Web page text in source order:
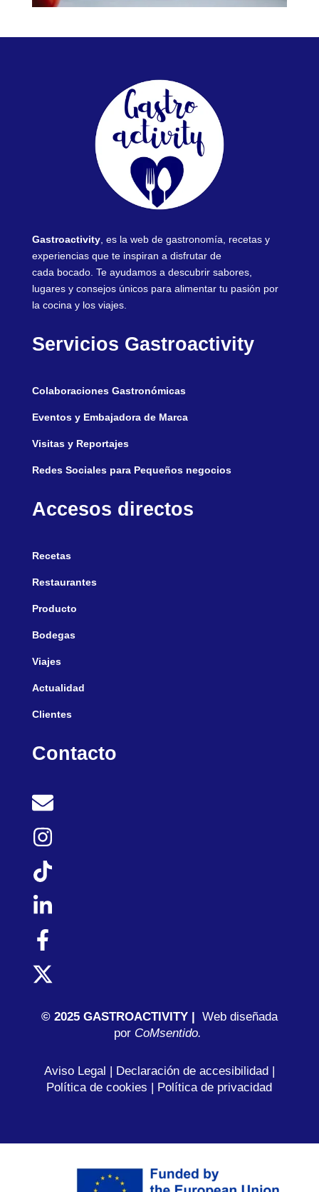
Gastroactivity, es la web de gastronomía, recetas y
experiencias que te inspiran a disfrutar de
cada bocado. Te ayudamos a descubrir sabores,
lugares y consejos únicos para alimentar tu pasión por
la cocina y los viajes.
Servicios Gastroactivity
Colaboraciones Gastronómicas
Eventos y Embajadora de Marca
Visitas y Reportajes
Redes Sociales para Pequeños negocios
Accesos directos
Recetas
Restaurantes
Producto
Bodegas
Viajes
Actualidad
Clientes
Contacto
© 2025 GASTROACTIVITY | Web diseñada
porCoMsentido.
Aviso Legal | Declaración de accesibilidad|
Política de cookies | Política de privacidad